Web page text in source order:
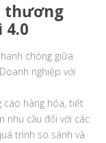
thương
chóng giữa
nghiệp với
cáo hàng hóa, tiết
nhu cầu đối với các
trình so sánh và